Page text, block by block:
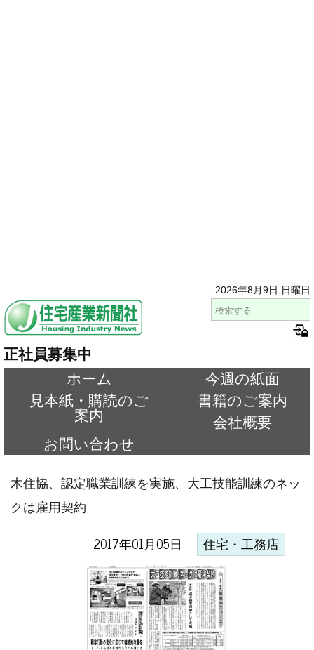
2026年8月9日 日曜日
正社員募集中
ホーム
今週の紙面
見本紙・購読のご
案内
書籍のご案内
会社概要
お問い合わせ
木住協、認定職業訓練を実施、大工技能訓練のネッ
クは雇用契約
2017年01月05日 住宅・工務店